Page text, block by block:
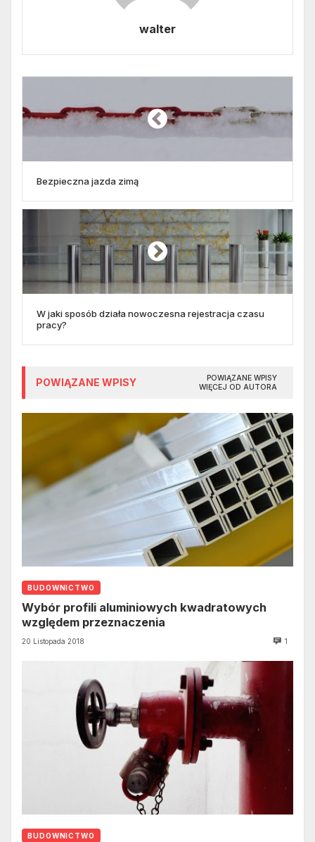
walter
Bezpieczna jazda zimą
W jaki sposób działa nowoczesna rejestracja czasu
pracy?
POWIĄZANE WPISY
POWIĄZANE WPISY
WIĘCEJ OD AUTORA
BUDOWNICTWO
Wybór profili aluminiowych kwadratowych
względem przeznaczenia
20 Listopada 2018 1
BUDOWNICTWO